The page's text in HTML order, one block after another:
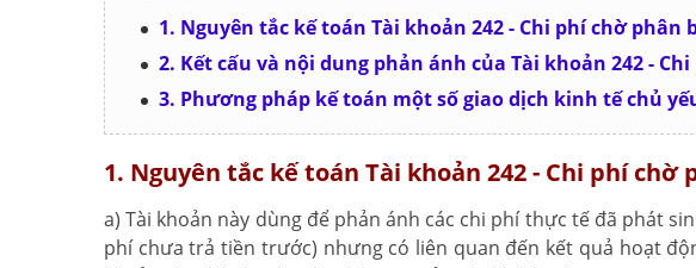
1. Nguyên tắc kế toán Tài khoản 242 - Chi phí chờ phân
2. Kết cấu và nội dung phản ánh của Tài khoản 242 -
3. Phương pháp kế toán một số giao dịch kinh tế chủ
1. Nguyên tắc kế toán Tài khoản 242 - Chi phí chờ
a) Tài khoản này dùng để phản ánh các chi phí thực tế đã phát
phí chưa trả tiền trước) nhưng có liên quan đến kết quả hoạt